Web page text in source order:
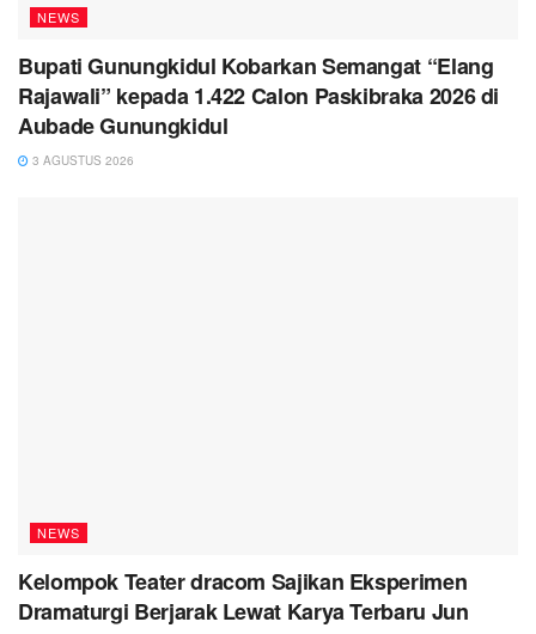
NEWS
Bupati Gunungkidul Kobarkan Semangat “Elang
Rajawali” kepada 1.422 Calon Paskibraka 2026 di
Aubade Gunungkidul
3 AGUSTUS 2026
NEWS
Kelompok Teater dracom Sajikan Eksperimen
Dramaturgi Berjarak Lewat Karya Terbaru Jun